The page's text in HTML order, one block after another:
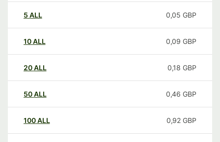
5 ALL 0,05 GBP
10ALL 0,09 GBP
20ALL 0,18 GBP
50ALL 0,46 GBP
100ALL 0,92 GBP